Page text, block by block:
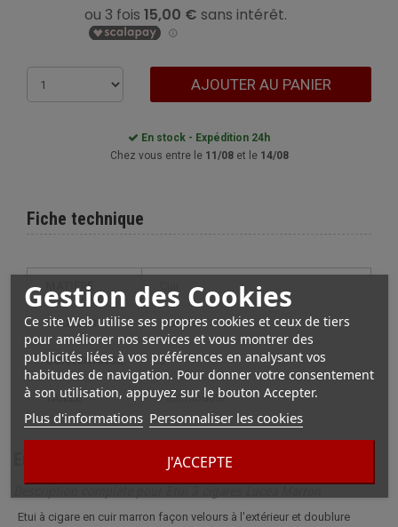
Gestion des Cookies
Ce site Web utilise ses propres cookies et ceux de tiers
pour améliorer nos services et vous montrer des
publicités liées à vos préférences en analysant vos
habitudes de navigation. Pour donner votre consentement
à son utilisation, appuyez sur le bouton Accepter.
Plus d'informations Personnaliser les cookies
J'ACCEPTE
AJOUTER AU PANIER
En stock - Expédition 24h
Chez vous entre le 11/08et le 14/08
Fiche technique
MATIÈRE
COULEUR Marron
CONTENANCE 3
TAILLE petit module
Etui à cigare en cuir marron façon velours à l'extérieur et doublure